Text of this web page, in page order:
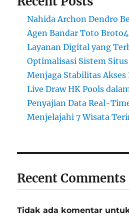
Nahida Archon Dendro
Agen Bandar Toto
Layanan Digital yang
Optimalisasi Sistem
Menjaga Stabilitas Akses
Live Draw HK Pools
Penyajian Data Real-
Menjelajahi 7 Wisata
Recent Comments
Tidak ada komentar